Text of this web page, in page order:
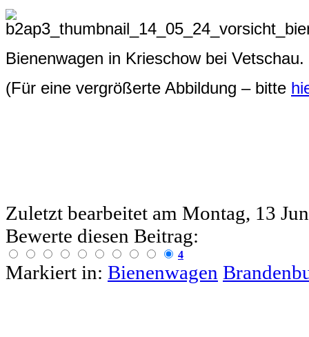
Bienenwagen in Krieschow bei Vetschau.
(Für eine vergrößerte Abbildung – bitte
Zuletzt bearbeitet am Montag, 13
Bewerte diesen Beitrag:
4
Markiert in: Bienenwagen